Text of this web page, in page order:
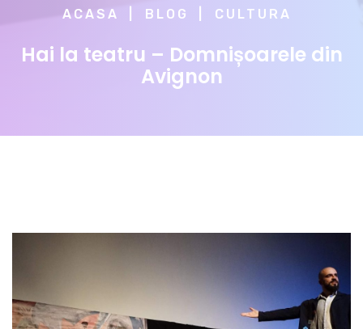
ACASA BLOG CULTURA
Hai la teatru – Domnișoarele din
Avignon